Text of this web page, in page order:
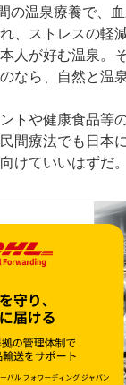
の温泉療養で、
、ストレスの軽
人が好む温泉。
なら、自然と温
トや健康食品等
間療法でも日本
けていいはずだ。